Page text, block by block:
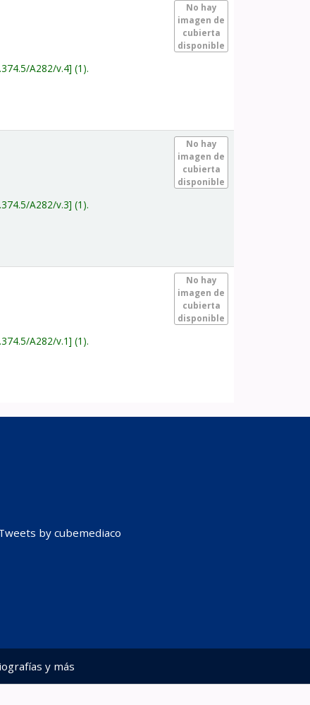
No hay
imagen de
cubierta
disponible
A282/v.4 (1).
No hay
imagen de
cubierta
disponible
A282/v.3 (1).
No hay
imagen de
cubierta
disponible
A282/v.1 (1).
by cubemediaco
y más